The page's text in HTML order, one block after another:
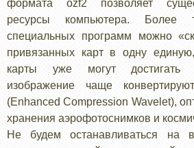
формата ozf2 позволяет
ресурсы компьютера.
специальных программ можно
привязанных карт в одну
карты уже могут достигать
изображение чаще
(Enhanced Compression Wavelet),
хранения аэрофотоснимков и
Не будем останавливаться на